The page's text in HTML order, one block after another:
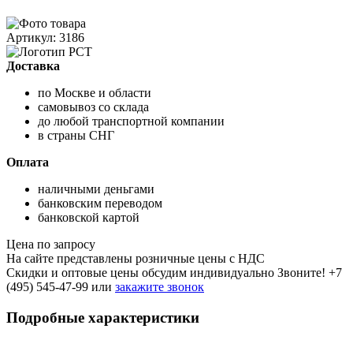
Артикул: 3186
Доставка
по Москве и области
самовывоз со склада
до любой транспортной компании
в страны СНГ
Оплата
наличными деньгами
банковским переводом
банковской картой
Цена по запросу
На сайте представлены розничные цены с НДС
Скидки и оптовые цены обсудим индивидуально Звоните! +7
(495) 545-47-99 или закажите звонок
Подробные характеристики